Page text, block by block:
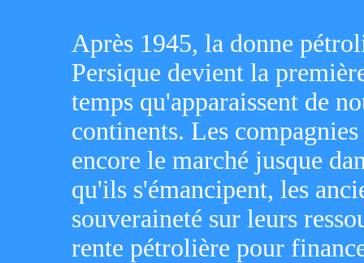
Après 1945, la donne
Persique devient la
temps qu'apparaissent de
continents. Les
encore le marché jusque
qu'ils s'émancipent, les
souveraineté sur leurs
rente pétrolière pour